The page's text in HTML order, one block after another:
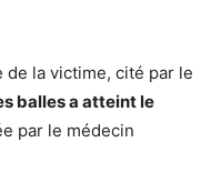
de la victime, cité par le
balles a atteint le
par le médecin